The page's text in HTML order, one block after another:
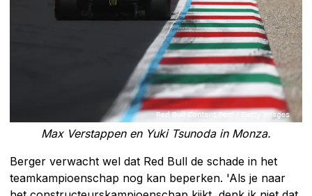
Max Verstappen en Yuki Tsunoda in Monza.
Berger verwacht wel dat Red Bull de schade in het
teamkampioenschap nog kan beperken. 'Als je naar